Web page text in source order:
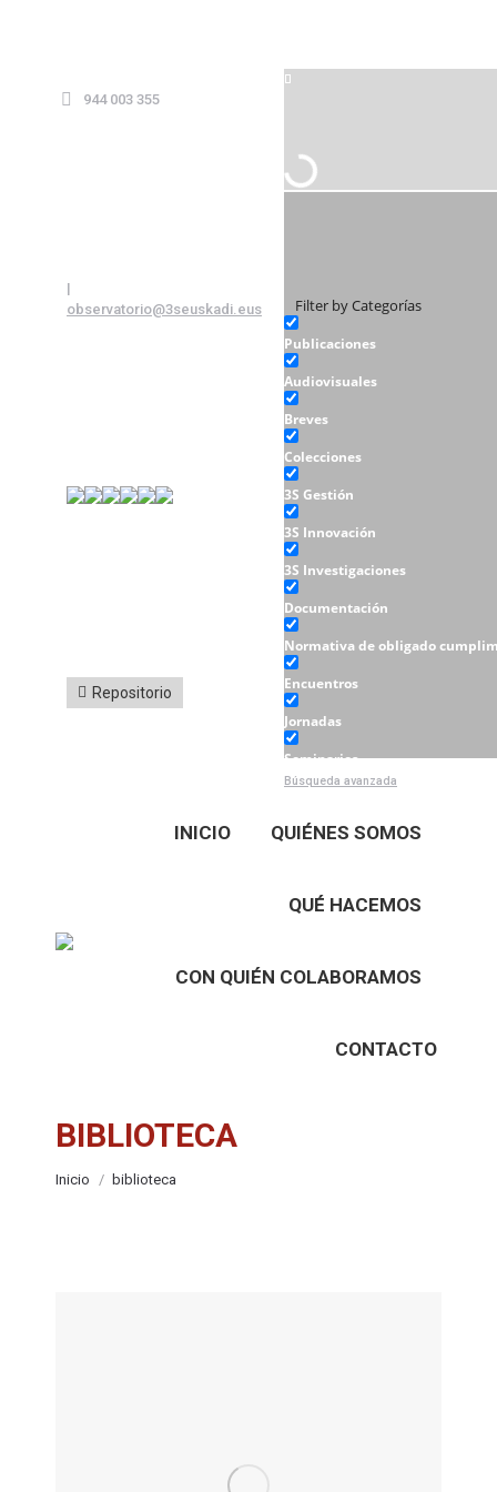
944 003 355
|
observatorio@3seuskadi.eus
Repositorio
Filter by Categorías
Publicaciones
Audiovisuales
Breves
Colecciones
3S Gestión
3S Innovación
3S Investigaciones
Documentación
Normativa de obligado
Encuentros
Jornadas
Seminarios
Búsqueda avanzada
INICIO QUIÉNES SOMOS
QUÉ HACEMOS
CON QUIÉN COLABORAMOS
CONTACTO
BIBLIOTECA
Estás aquí:
Inicio biblioteca